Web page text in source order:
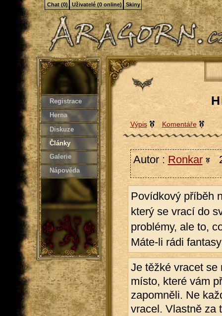
Registrace
Herna
Diskuze
Články
Galerie
Nápověda
Výpis Komentáře
Autor : Ronkar
Povídkový příběh
který se vrací do
problémy, ale to,
Máte-li rádi
Je těžké vracet se
místo, které vám
zapomněli. Ne
vracel. Vlastně za
Chat (0) Uživatelé (0 online) Skiny